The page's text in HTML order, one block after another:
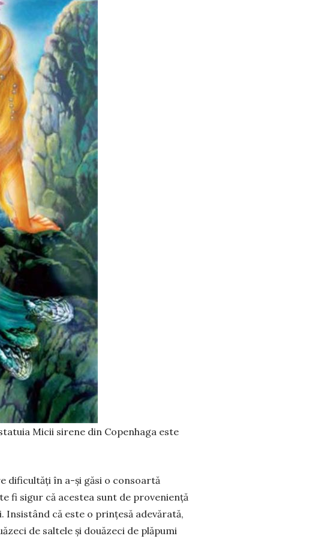
Micii sirene din Copenhaga este
dificultăți în a-și găsi o consoartă
fi sigur că acestea sunt de proveniență
că este o prințesă adevărată,
de saltele și douăzeci de plăpumi